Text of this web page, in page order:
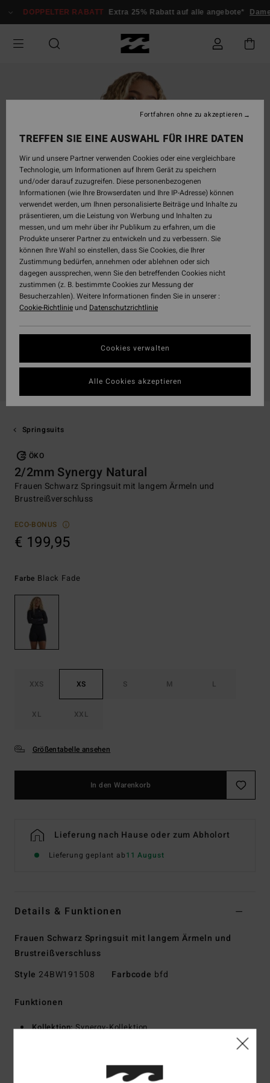
zur
springen
DOPPELTER RABATT Extra 25% Rabatt auf alle angebote* Damen
Springsuits
ÖKO
2/2mm Synergy Natural
Frauen Schwarz Springsuit mit langem Ärmeln und
Brustreißverschluss
ECO-BONUS
€ 199,95
Farbe Black Fade
XXS XS S M L
XL XXL
Größentabelle ansehen
In den Warenkorb
Lieferung nach Hause oder zum Abholort
Lieferung geplant ab11 August
Details & Funktionen
Frauen Schwarz Springsuit mit langem Ärmeln und
Brustreißverschluss
Style 24BW191508 Farbcode bfd
Funktionen
Kollektion:Synergy-Kollektion
Stoff innen aus Graphen kombiniert mit recyceltem
TREFFEN SIE EINE AUSWAHL FÜR IHRE DATEN
Wir und unsere Partner verwenden Cookies oder eine vergleichbare
Technologie, um Informationen auf Ihrem Gerät zu speichern
und/oder darauf zuzugreifen. Diese personenbezogenen
Informationen (wie Ihre Browserdaten und Ihre IP-Adresse) können
verwendet werden, um Ihnen personalisierte Beiträge und Inhalte zu
präsentieren, um die Leistung von Werbung und Inhalten zu
messen, und um mehr über ihr Publikum zu erfahren, um die
Produkte unserer Partner zu entwickeln und zu verbessern. Sie
können Ihre Wahl so einstellen, dass Sie Cookies, die Ihrer
Zustimmung bedürfen, annehmen oder ablehnen oder sich
dagegen aussprechen, wenn Sie den betreffenden Cookies nicht
zustimmen (z. B. bestimmte Cookies zur Messung der
Besucherzahlen). Weitere Informationen finden Sie in unserer :
Cookie-Richtlinieund Datenschutzrichtlinie
Cookies verwalten
Fortfahren ohne zu akzeptieren
Alle Cookies akzeptieren